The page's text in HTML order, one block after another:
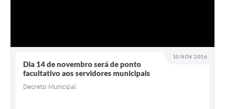
10 NOV 2016
Dia 14 de novembro será de ponto
facultativo aos servidores municipais
Decreto Municipal